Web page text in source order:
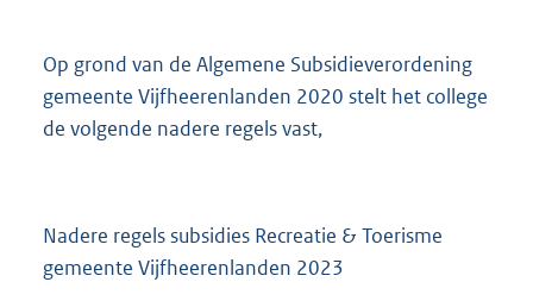
Op grond van de Algemene Subsidieverordening
gemeente Vijfheerenlanden 2020 stelt het college
de volgende nadere regels vast,
Nadere regels subsidies Recreatie & Toerisme
gemeente Vijfheerenlanden 2023